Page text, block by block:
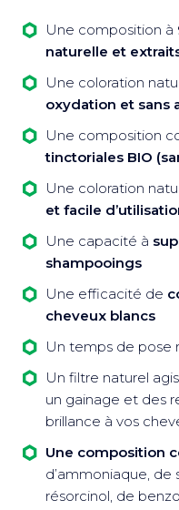
Une composition à
naturelle et
Une coloration
oxydation et sans
Une composition
tinctoriales BIO
Une coloration
et facile
Une capacité à
shampooings
Une efficacité de
cheveux blancs
Un temps de pose
Un filtre naturel
un gainage et des
brillance à vos
Une composition
d’ammoniaque, de
résorcinol, de